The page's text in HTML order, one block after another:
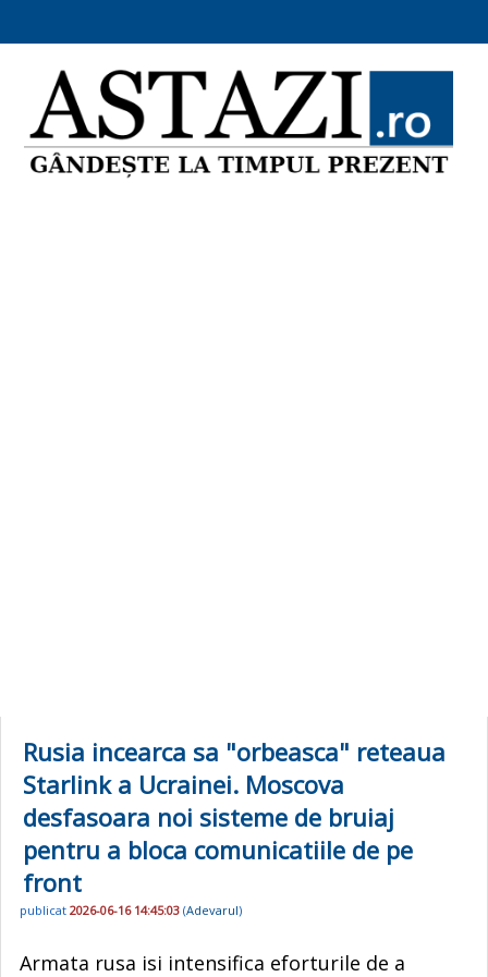
Rusia incearca sa "orbeasca" reteaua
Starlink a Ucrainei. Moscova
desfasoara noi sisteme de bruiaj
pentru a bloca comunicatiile de pe
front
publicat 2026-06-16 14:45:03 (Adevarul)
Armata rusa isi intensifica eforturile de a